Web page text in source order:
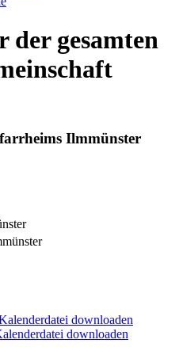
der gesamten
Ilmmünster
downloaden
downloaden